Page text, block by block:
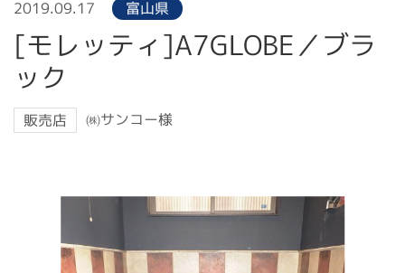
2019.09.17 富山県
[モレッティ]A7GLOBE／ブラ
ック
販売店 ㈱サンコー様